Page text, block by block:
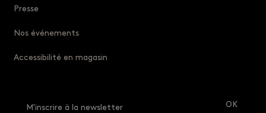
Presse
Nos événements
Accessibilité en magasin
M'inscrire à la newsletter